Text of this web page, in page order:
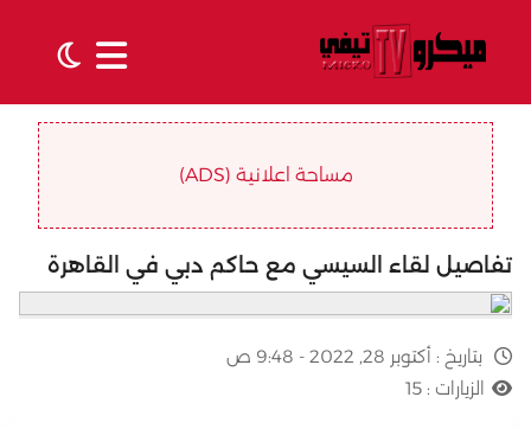
مساحة اعلانية (ADS)
تفاصيل لقاء السيسي مع حاكم دبي في القاهرة
بتاريخ : أكتوبر 28, 2022 - 9:48 ص
الزيارات : 15